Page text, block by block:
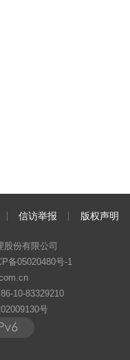
信访举报 版权声明
股份有限公司
备05020480号-1
10-83329210
号